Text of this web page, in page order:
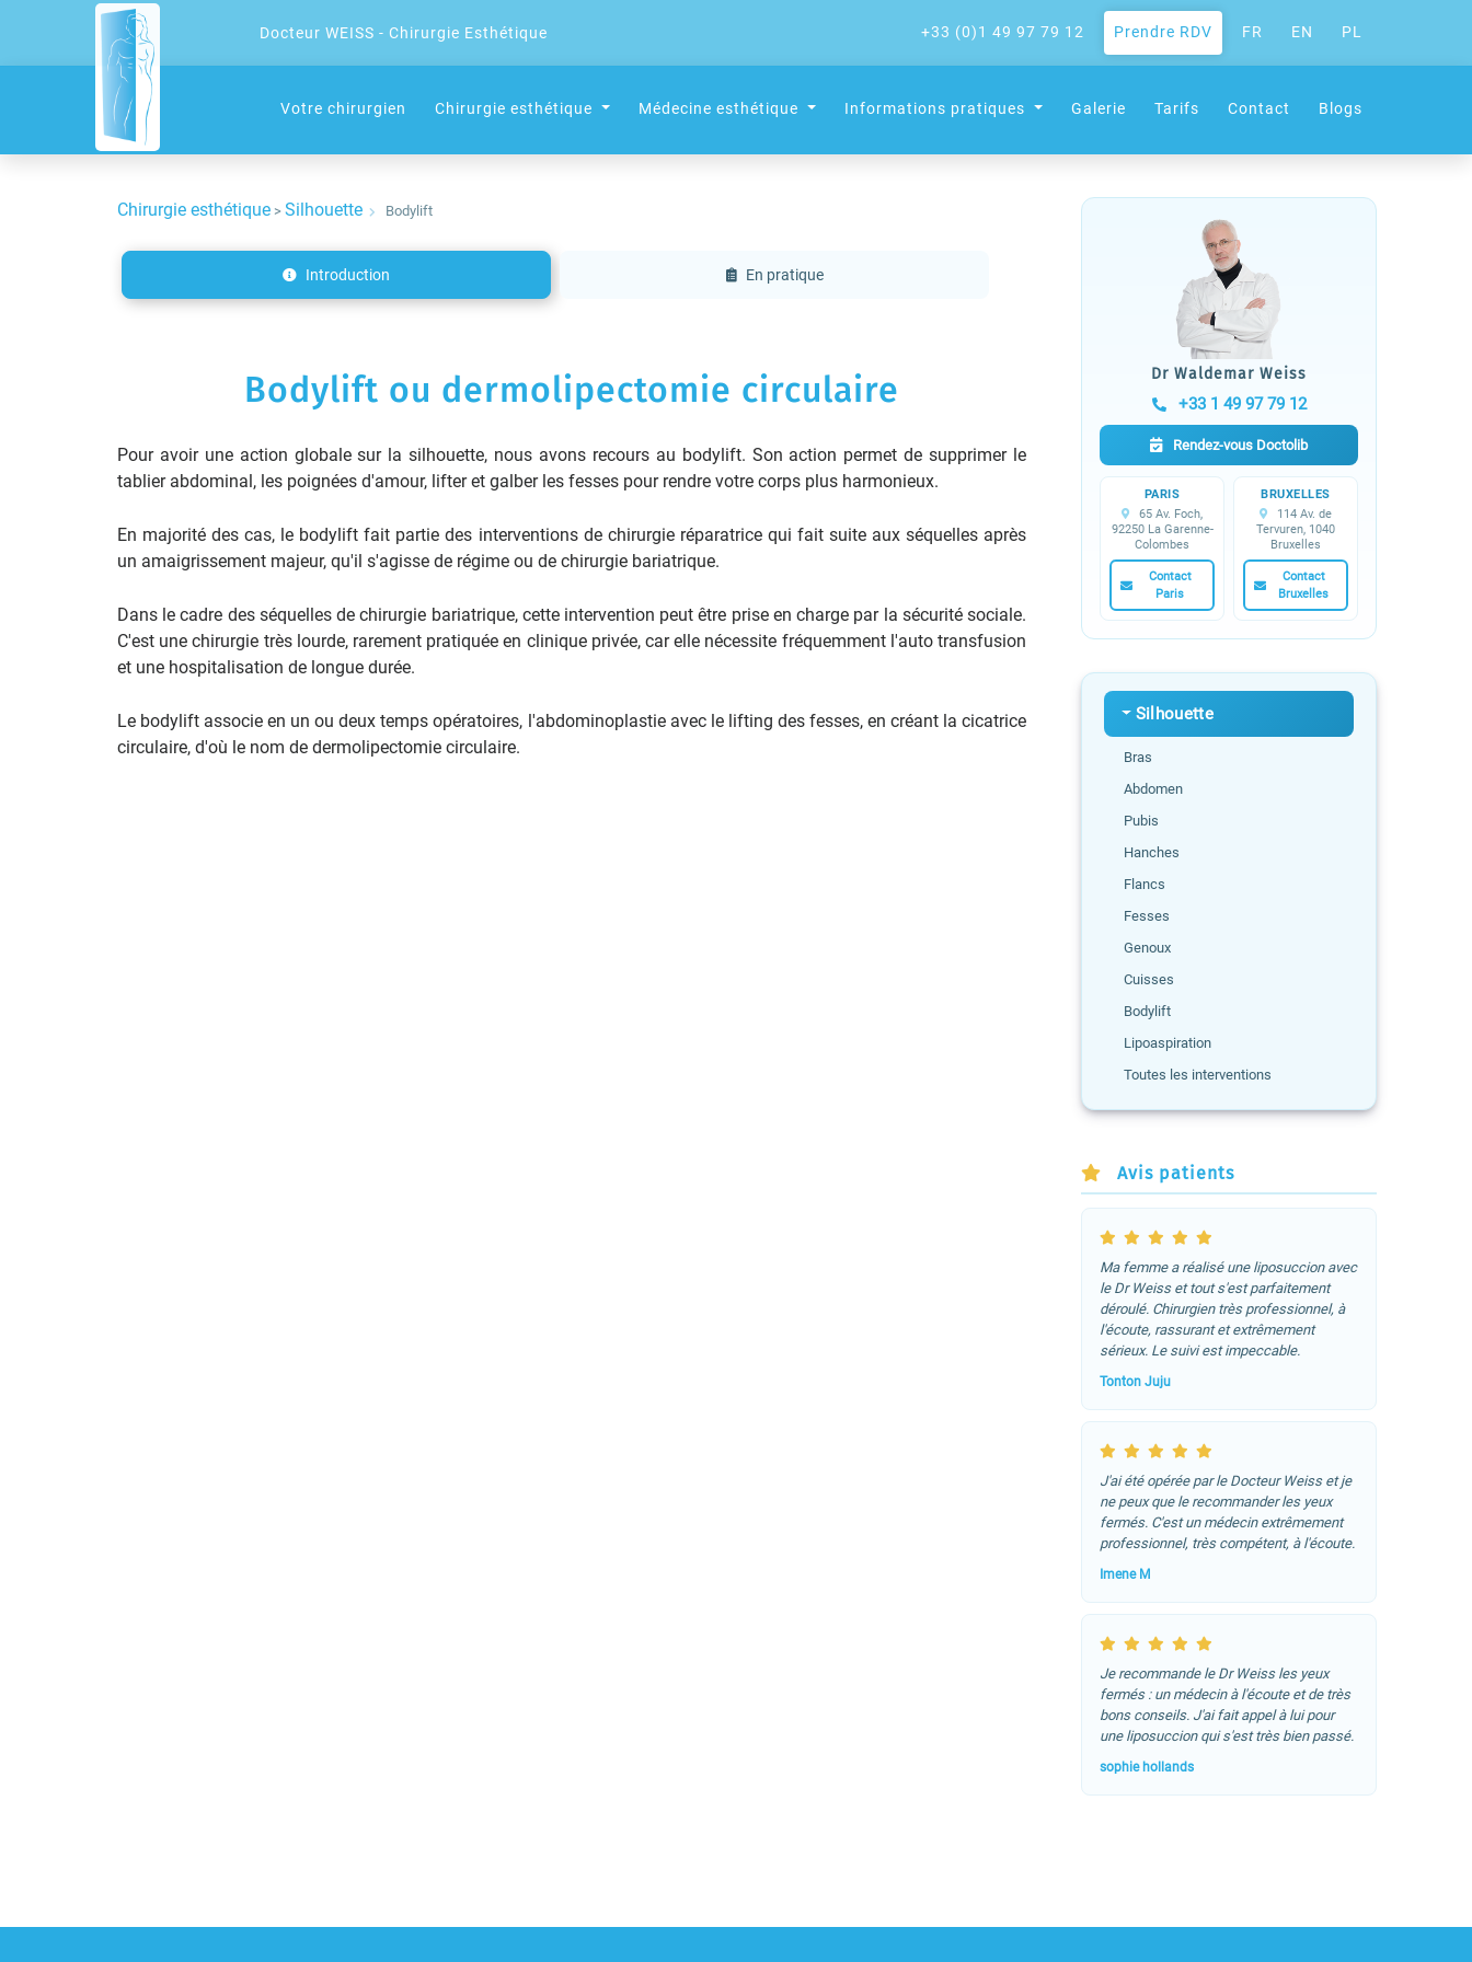
Docteur WEISS - Chirurgie Esthétique +33 (0)1 49 97 79 12 Prendre RDV FR EN PL
Votre chirurgien Chirurgie esthétique Médecine esthétique Informations pratiques Galerie Tarifs Contact Blogs
Chirurgie esthétique > Silhouette Bodylift
Introduction En pratique
Bodylift ou dermolipectomie circulaire
Pour avoir une action globale sur la silhouette, nous avons recours au bodylift. Son action permet de supprimer le
tablier abdominal, les poignées d'amour, lifter et galber les fesses pour rendre votre corps plus harmonieux.
En majorité des cas, le bodylift fait partie des interventions de chirurgie réparatrice qui fait suite aux séquelles après
un amaigrissement majeur, qu'il s'agisse de régime ou de chirurgie bariatrique.
Dans le cadre des séquelles de chirurgie bariatrique, cette intervention peut être prise en charge par la sécurité sociale.
C'est une chirurgie très lourde, rarement pratiquée en clinique privée, car elle nécessite fréquemment l'auto transfusion
et une hospitalisation de longue durée.
Le bodylift associe en un ou deux temps opératoires, l'abdominoplastie avec le lifting des fesses, en créant la cicatrice
circulaire, d'où le nom de dermolipectomie circulaire.
Dr Waldemar Weiss
+33 1 49 97 79 12
Rendez-vous Doctolib
PARIS
65 Av. Foch,
92250 La Garenne-
Colombes
Contact
Paris
BRUXELLES
114 Av. de
Tervuren, 1040
Bruxelles
Contact
Bruxelles
Silhouette
Bras
Abdomen
Pubis
Hanches
Flancs
Fesses
Genoux
Cuisses
Bodylift
Lipoaspiration
Toutes les interventions
Avis patients
Ma femme a réalisé une liposuccion avec
le Dr Weiss et tout s'est parfaitement
déroulé. Chirurgien très professionnel, à
l'écoute, rassurant et extrêmement
sérieux. Le suivi est impeccable.
Tonton Juju
J'ai été opérée par le Docteur Weiss et je
ne peux que le recommander les yeux
fermés. C'est un médecin extrêmement
professionnel, très compétent, à l'écoute.
Imene M
Je recommande le Dr Weiss les yeux
fermés : un médecin à l'écoute et de très
bons conseils. J'ai fait appel à lui pour
une liposuccion qui s'est très bien passé.
sophie hollands